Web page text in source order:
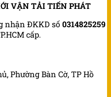
VẬN TẢI TIẾN PHÁT
nhận ĐKKD số0314825259
cấp.
Phường Bàn Cờ, TP Hồ